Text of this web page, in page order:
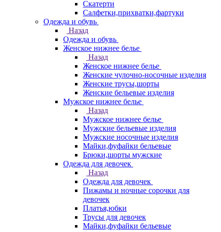
Скатерти
Салфетки,прихватки,фартуки
Одежда и обувь
Назад
Одежда и обувь
Женское нижнее белье
Назад
Женское нижнее белье
Женские чулочно-носочные изделия
Женские трусы,шорты
Женские бельевые изделия
Мужское нижнее белье
Назад
Мужское нижнее белье
Мужские бельевые изделия
Мужские носочные изделия
Майки,фуфайки бельевые
Брюки,шорты мужские
Одежда для девочек
Назад
Одежда для девочек
Пижамы и ночные сорочки для
девочек
Платья,юбки
Трусы для девочек
Майки,фуфайки бельевые